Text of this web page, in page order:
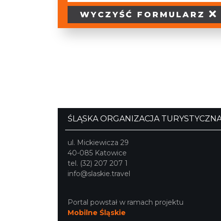
WYCZYŚĆ FORMULARZ
ŚLĄSKA ORGANIZACJA
ul. Mickiewicza 29
40-085 Katowice
tel. (32) 207 207 1
info@slaskie.travel
Portal powstał w ramach projektu
Mobilne Śląskie